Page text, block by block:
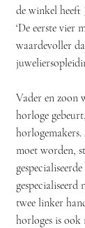
de winkel heeft
‘De eerste vier
waardevoller
Vader en zoon
horloge
horlogemakers.
moet worden,
gespecialiseerd
twee linker
horloges is